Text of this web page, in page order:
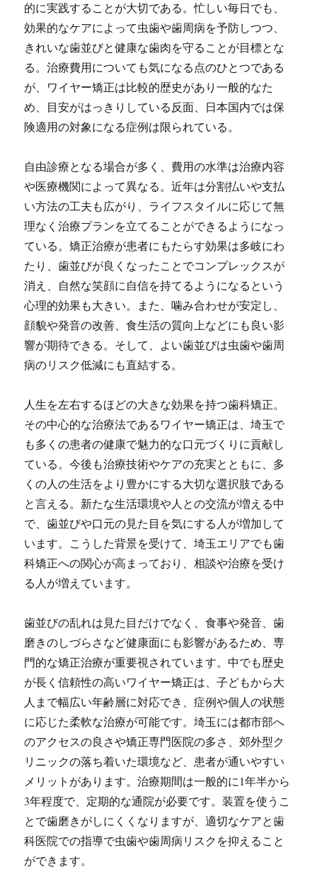
的に実践することが大切である。忙しい毎日でも、
効果的なケアによって虫歯や歯周病を予防しつつ、
きれいな歯並びと健康な歯肉を守ることが目標とな
る。治療費用についても気になる点のひとつである
が、ワイヤー矯正は比較的歴史があり一般的なた
め、目安がはっきりしている反面、日本国内では保
険適用の対象になる症例は限られている。
自由診療となる場合が多く、費用の水準は治療内容
や医療機関によって異なる。近年は分割払いや支払
い方法の工夫も広がり、ライフスタイルに応じて無
理なく治療プランを立てることができるようになっ
ている。矯正治療が患者にもたらす効果は多岐にわ
たり、歯並びが良くなったことでコンプレックスが
消え、自然な笑顔に自信を持てるようになるという
心理的効果も大きい。また、噛み合わせが安定し、
顔貌や発音の改善、食生活の質向上などにも良い影
響が期待できる。そして、よい歯並びは虫歯や歯周
病のリスク低減にも直結する。
人生を左右するほどの大きな効果を持つ歯科矯正。
その中心的な治療法であるワイヤー矯正は、埼玉で
も多くの患者の健康で魅力的な口元づくりに貢献し
ている。今後も治療技術やケアの充実とともに、多
くの人の生活をより豊かにする大切な選択肢である
と言える。新たな生活環境や人との交流が増える中
で、歯並びや口元の見た目を気にする人が増加して
います。こうした背景を受けて、埼玉エリアでも歯
科矯正への関心が高まっており、相談や治療を受け
る人が増えています。
歯並びの乱れは見た目だけでなく、食事や発音、歯
磨きのしづらさなど健康面にも影響があるため、専
門的な矯正治療が重要視されています。中でも歴史
が長く信頼性の高いワイヤー矯正は、子どもから大
人まで幅広い年齢層に対応でき、症例や個人の状態
に応じた柔軟な治療が可能です。埼玉には都市部へ
のアクセスの良さや矯正専門医院の多さ、郊外型ク
リニックの落ち着いた環境など、患者が通いやすい
メリットがあります。治療期間は一般的に1年半から
3年程度で、定期的な通院が必要です。装置を使うこ
とで歯磨きがしにくくなりますが、適切なケアと歯
科医院での指導で虫歯や歯周病リスクを抑えること
ができます。